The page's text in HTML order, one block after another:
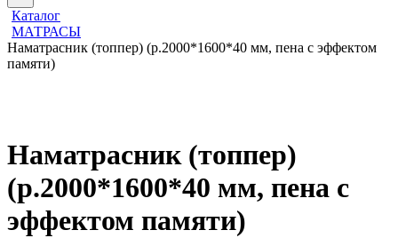
Каталог
МАТРАСЫ
Наматрасник (топпер) (р.2000*1600*40 мм, пена с эффектом
памяти)
Наматрасник (топпер)
(р.2000*1600*40 мм, пена с
эффектом памяти)